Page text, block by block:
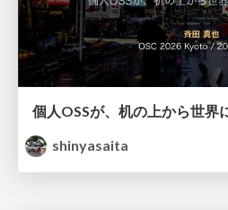
個人OSSが、机の上から世界
shinyasaita